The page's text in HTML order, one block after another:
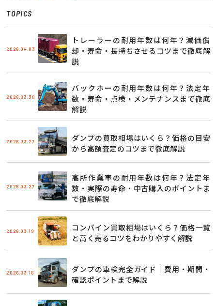
TOPICS
2026.04.03
トレーラーの耐用年数は何年？減価償
却・寿命・長持ちさせるコツまで徹底解
説
2026.03.30
バックホーの耐用年数は何年？法定年
数・寿命・点検・メンテナンスまで徹底
解説
2026.03.27
ダンプの買取相場はいくら？価格の目安
から高額査定のコツまで徹底解説
2026.03.27
高所作業車の耐用年数は何年？法定年
数・実際の寿命・中古購入のポイントま
で徹底解説
2026.03.19
コンバイン買取相場はいくら？価格一覧
と高く売るコツをわかりやすく解説
2026.03.16
ダンプの車検完全ガイド｜費用・期間・
確認ポイントまで解説